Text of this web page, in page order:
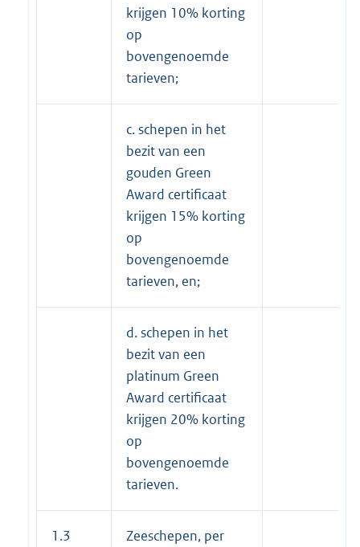
krijgen 10% korting
op
bovengenoemde
tarieven;
c. schepen in het
bezit van een
gouden Green
Award certificaat
krijgen 15% korting
op
bovengenoemde
tarieven, en;
d. schepen in het
bezit van een
platinum Green
Award certificaat
krijgen 20% korting
op
bovengenoemde
tarieven.
1.3
Zeeschepen, per